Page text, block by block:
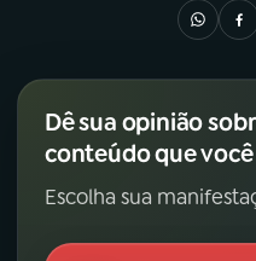
Dê sua opinião
conteúdo que você
Escolha sua